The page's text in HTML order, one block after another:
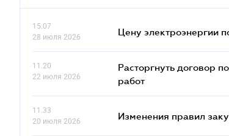
15.07
28 июля 2026
Цену электроэнергии
11.20
22 июля 2026
Расторгнуть договор
работ
11.33
20 июля 2026
Изменения правил